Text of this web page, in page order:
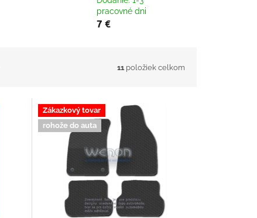
pracovné dni
7 €
11 položiek celkom
Zákazkový tovar
rohože do auta